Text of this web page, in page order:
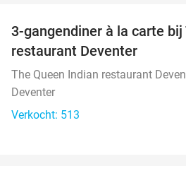
3-gangendiner à la carte bij
restaurant Deventer
The Queen Indian restaurant
Deventer
Verkocht: 513